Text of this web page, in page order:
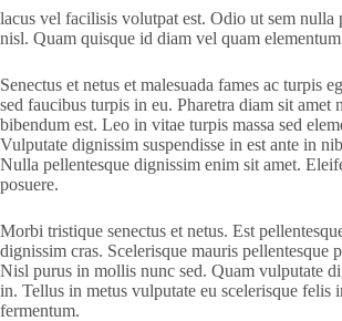
lacus vel facilisis volutpat est. Odio ut sem nulla
nisl. Quam quisque id diam vel quam
Senectus et netus et malesuada fames ac turpis
sed faucibus turpis in eu. Pharetra diam sit amet
bibendum est. Leo in vitae turpis massa sed
Vulputate dignissim suspendisse in est ante in
Nulla pellentesque dignissim enim sit amet.
posuere.
Morbi tristique senectus et netus. Est
dignissim cras. Scelerisque mauris pellentesque
Nisl purus in mollis nunc sed. Quam vulputate
in. Tellus in metus vulputate eu scelerisque felis
fermentum.